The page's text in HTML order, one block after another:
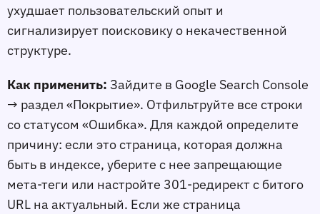
ухудшает пользовательский опыт и
сигнализирует поисковику о некачественной
структуре.
Как применить: Зайдите в Google Search Console
→ раздел «Покрытие». Отфильтруйте все строки
со статусом «Ошибка». Для каждой определите
причину: если это страница, которая должна
быть в индексе, уберите с неe запрещающие
мета-теги или настройте 301-редирект с битого
URL на актуальный. Если же страница